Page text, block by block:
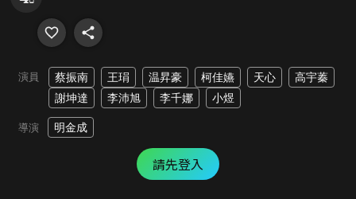
演員 蔡振南 王琄 温昇豪 柯佳嬿 天心
高宇蓁
謝坤達
李沛旭 李千娜 小煜
導演 明金成
請先登入